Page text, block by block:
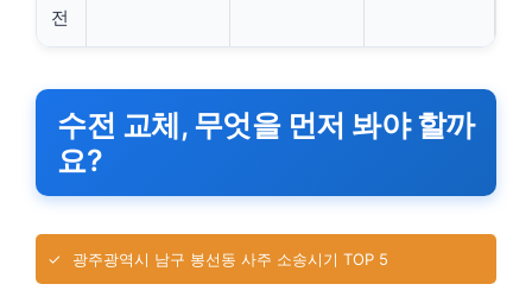
전
수전 교체, 무엇을 먼저 봐야 할까
요?
✓ 광주광역시 남구 봉선동 사주 소송시기 TOP 5